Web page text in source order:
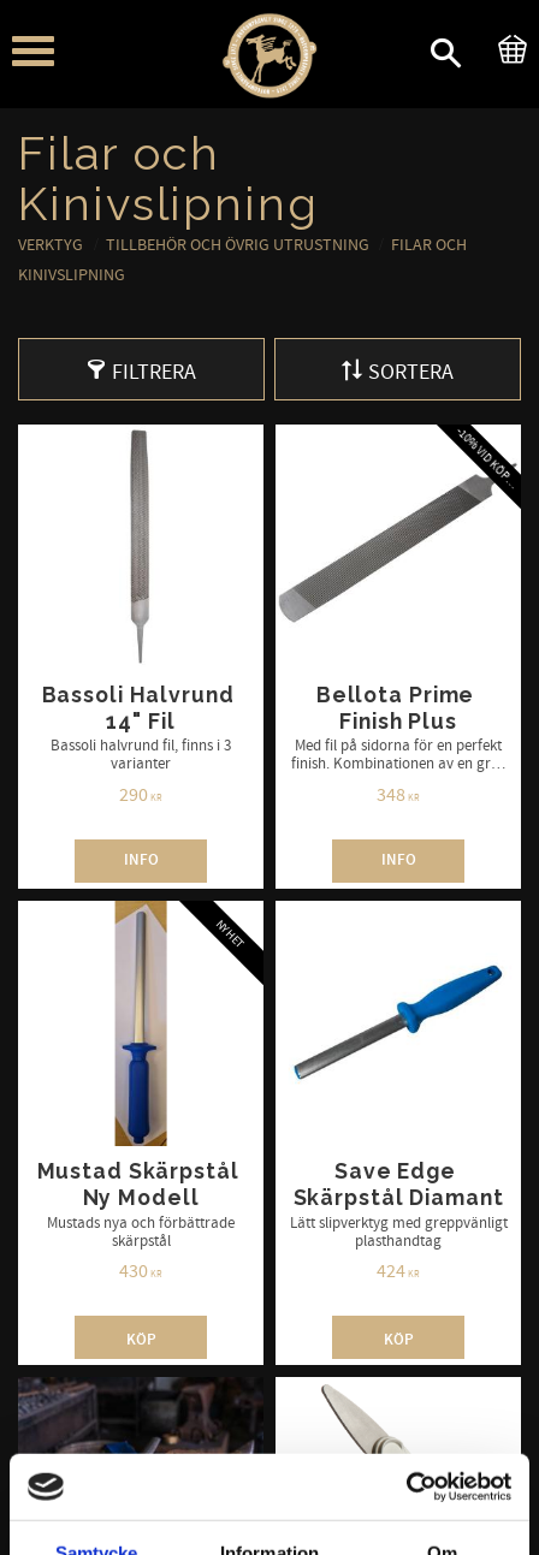
Meny
Filar och
Kinivslipning
VERKTYG TILLBEHÖR OCH ÖVRIG UTRUSTNING
FILAR OCH
KINIVSLIPNING
FILTRERA SORTERA
Bassoli Halvrund
14" Fil
Bassoli halvrund fil, finns i 3
varianter
290KR
INFO
Bellota Prime
Finish Plus
Med fil på sidorna för en perfekt
finish. Kombinationen av en grov
uppnå den perfekta finishen.
348KR
A
A
INFO
Mustad Skärpstål
Ny Modell
Mustads nya och förbättrade
skärpstål
430KR
NYHET
KÖP
Save Edge
Skärpstål Diamant
​Lätt slipverktyg med greppvänligt
plasthandtag
424KR
KÖP